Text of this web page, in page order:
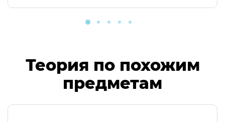
Теория по похожим
предметам